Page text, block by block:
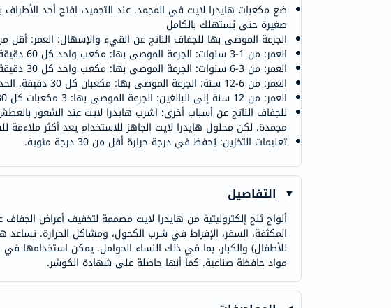
ضع مكعبات هايدرا لايت في المجمد. عند التجميد، افتح أحد
صغيرة حتى يُستهلك بالكامل
الجرعة الموصى بها للجفاف الناتج عن القيء والإسهال: العمر: أقل من 12 شهرًا: الجرعة الموصى بها: مكعب واحد كل 60 دقيقة. الحد الأقصى للمكعبات
العمر: من 1-3 سنوات: الجرعة الموصى بها: مكعب واحد كل 60 دقيقة. الحد الأقصى للمكعبات يوميًا: 24
العمر: من 3-6 سنوات: الجرعة الموصى بها: مكعب واحد كل 30 دقيقة. الحد الأقصى للمكعبات يوميًا: 32
العمر: من 6-12 سنة: الجرعة الموصى بها: مكعبان كل 30 دقيقة. الحد الأقصى للمكعبات يوميًا: 43
العمر: من 12 سنة إلى البالغين: الجرعة الموصى بها: 3 مكعبات كل 30 دقيقة. الحد الأقصى للمكعبات يوميًا: 64
للجفاف الناتج عن أسباب أخرى: اشرب هايدرا لايت عند الشعور
مجمدة، لكن محلول هايدرا لايت الجاهز للاستخدام يعد أكثر ملاءمة
تعليمات التخزين: يُحفظ في درجة حرارة أقل من 30 درجة مئوية.
التفاصيل
ألواح ثلج إلكتروليتية من هايدرا لايت مصممة لتخفيف أعراض الجفاف
المكثفة، السفر، الإفراط في شرب الكحول، ومشاكل الحرارة. تساعد
للأطفال) والكبار، بما في ذلك النساء الحوامل. يمكن استخدامها في
مواد حافظة صناعية. كما أنها حاصلة على شهادة الكوشر.